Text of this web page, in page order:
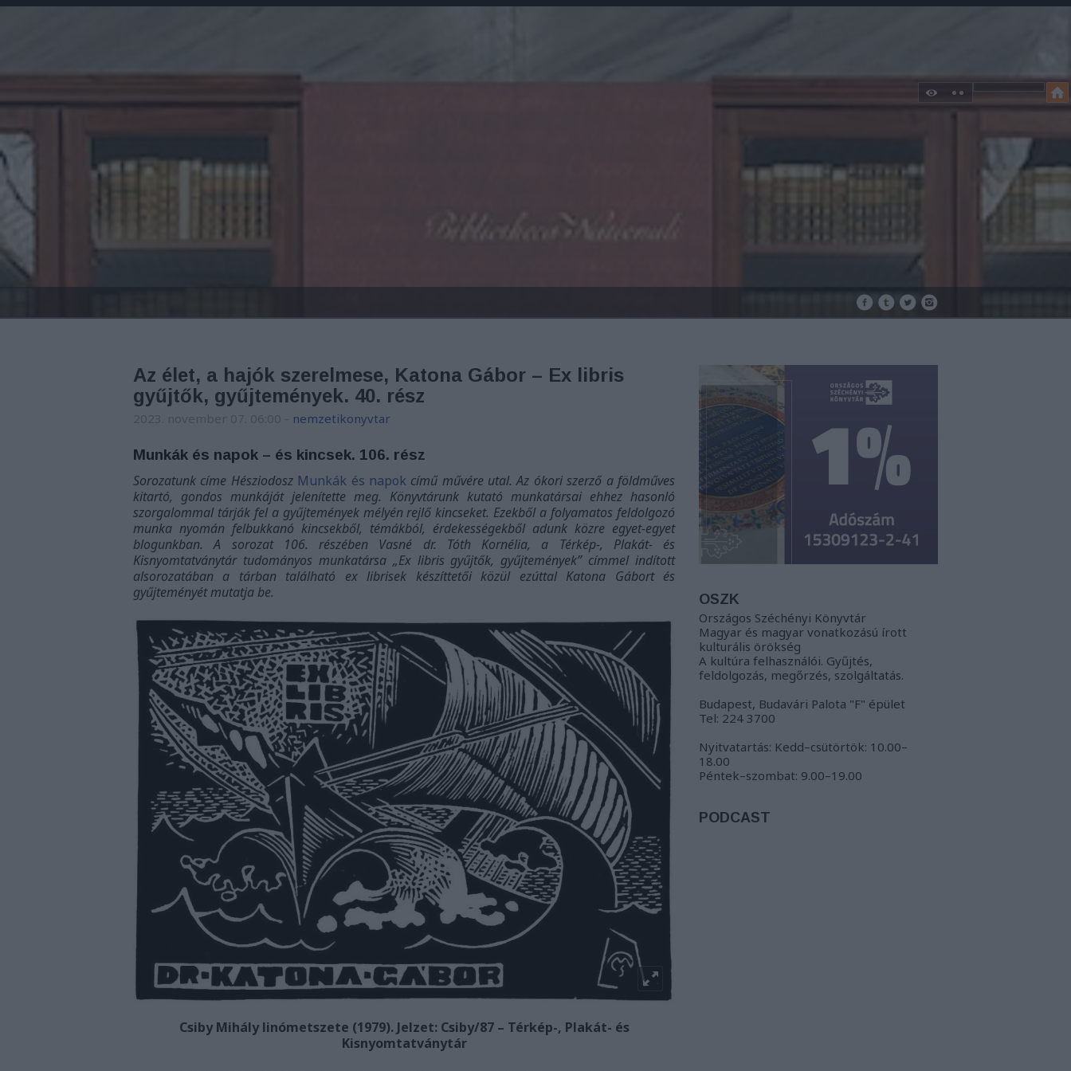
Az élet, a hajók szerelmese, Katona Gábor – Ex libris
gyűjtők, gyűjtemények. 40. rész
nemzetikonyvtar
Munkák és napok – és kincsek. 106. rész
Sorozatunk címe Hésziodosz Munkák és napokcímű művére utal. Az ókori szerző a földműves
kitartó, gondos munkáját jelenítette meg. Könyvtárunk kutató munkatársai ehhez hasonló
szorgalommal tárják fel a gyűjtemények mélyén rejlő kincseket. Ezekből a folyamatos feldolgozó
munka nyomán felbukkanó kincsekből, témákból, érdekességekből adunk közre egyet-egyet
blogunkban. A sorozat 106. részében Vasné dr. Tóth Kornélia, a Térkép-, Plakát- és
Kisnyomtatványtár tudományos munkatársa „Ex libris gyűjtők, gyűjtemények” címmel indított
alsorozatában a tárban található ex librisek készíttetői közül ezúttal Katona Gábort és
gyűjteményét mutatja be.
Csiby Mihály linómetszete (1979). Jelzet: Csiby/87 – Térkép-, Plakát- és
Kisnyomtatványtár
OSZK
Országos Széchényi Könyvtár
Magyar és magyar vonatkozású írott
kulturális örökség
A kultúra felhasználói. Gyűjtés,
feldolgozás, megőrzés, szolgáltatás.
Budapest, Budavári Palota "F" épület
Tel: 224 3700
Nyitvatartás: Kedd–csütörtök: 10.00–
18.00
Péntek–szombat: 9.00–19.00
PODCAST